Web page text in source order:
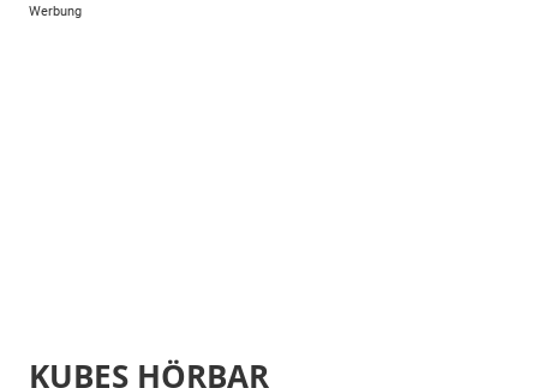
Werbung
KUBES HÖRBAR